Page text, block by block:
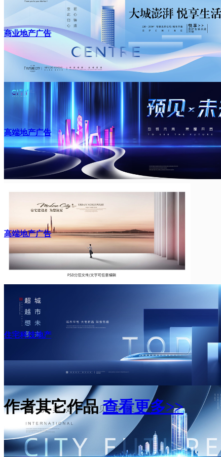
商业地产广告
高端地产广告
高端地产广告
住宅科技地产
作者其它作品 查看更多>>